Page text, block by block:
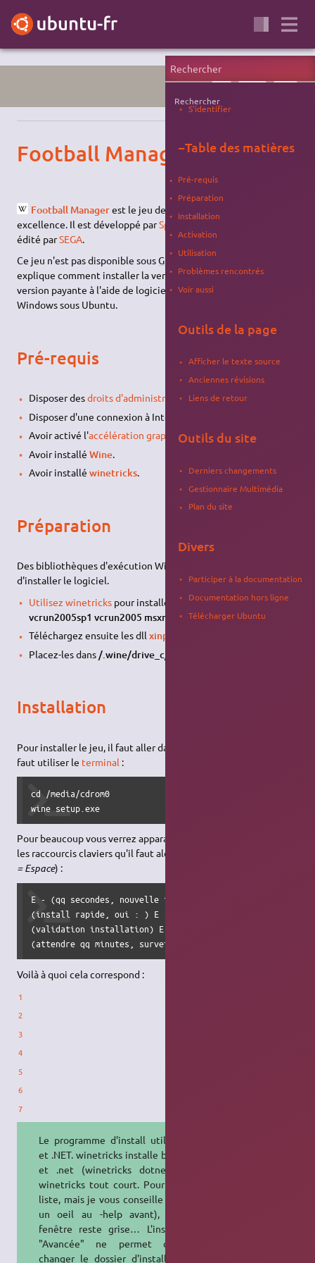
JEU SPORT WINE
Football Manager 2009
Football Managerest le jeu de management de football par
excellence. Il est développé parSports Interactive Games
édité parSEGA.
Ce jeu n'est pas disponible sousGNU
explique comment installer la version d'essai (démo) ou la
version payante à l'aide de logiciels créant un environnement
Windows sous Ubuntu.
Pré-requis
Disposer desdroits d'administration .
Disposer d'une connexion à Internet configurée et activée.
Avoir activé l'accélération graphique.
Avoir installé Wine.
Avoir installé winetricks.
Préparation
Des bibliothèques d'exécution Windows sont requises avant
d'installer le logiciel.
Utilisez winetrickspour installer les bibliothèques
vcrun2005sp1 vcrun2005 msxml3 .
Téléchargez ensuite les dll xinput1_3.dll
Placez-les dans /.wine/drive_c/windows/system32
Installation
Pour installer le jeu, il faut aller dans le contenu du CD-ROM. Il
faut utiliser le terminal :
cd /media/cdrom0
wine setup.exe
Pour beaucoup vous verrez apparaître une fenêtre grise, voici
les raccourcis claviers qu'il faut alors taper (
= Espace) :
E - (qq secondes, nouvelle fenêtre s'ouvre) - E - TTT S
(install rapide, oui : ) E - (directX, non : ) TT S TTT E
(validation installation) E
(attendre qq minutes, surveiller l'activité CPU/HDD
Voilà à quoi cela correspond :
Le programme d'install utilise Java
et .NET. winetricks installe bien Java
et .net (winetricks dotnet20, ou
winetricks tout court. Pour avoir la
liste, mais je vous conseille de jeter
un oeil au -help avant), mais la
fenêtre reste grise… L'installation
"Avancée" ne permet que de
changer le dossier d'installation, il
Rechercher
S'identifier
−Table des matières
Pré-requis
Préparation
Installation
Activation
Utilisation
Problèmes rencontrés
Voir aussi
Outils de la page
Afficher le texte source
Anciennes révisions
Liens de retour
Outils du site
Derniers changements
Gestionnaire Multimédia
Plan du site
Divers
Participer à la documentation
Documentation hors ligne
Télécharger Ubuntu